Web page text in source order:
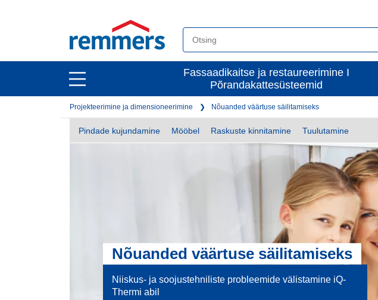
open
main
navigation
open
main
navigation
Fassaadikaitse ja restaureerimine I
Põrandakattesüsteemid
Projekteerimine ja dimensioneerimine Nõuanded väärtuse säilitamiseks
Pindade kujundamine Mööbel Raskuste kinnitamine Tuulutamine
Nõuanded väärtuse säilitamiseks
Niiskus- ja soojustehniliste probleemide välistamine iQ-
Thermi abil